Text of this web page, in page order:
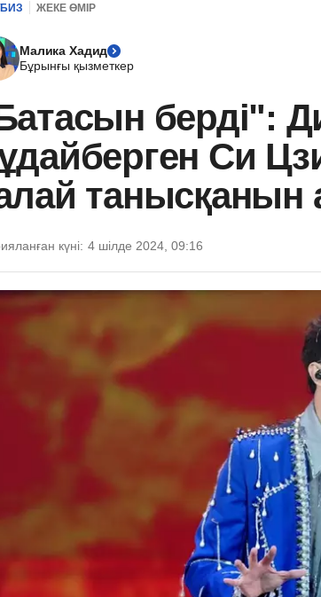
ЖЕКЕ ӨМІР
Малика Хадид
Бұрынғы қызметкер
берді":
Си
танысқанын
күні: 4 шілде 2024, 09:16